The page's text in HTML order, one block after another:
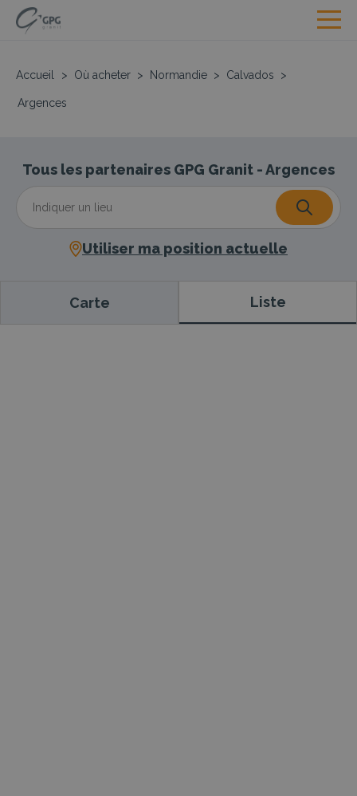
Accueil > Où acheter > Normandie > Calvados >
Argences
Tous les partenaires GPG Granit - Argences
Utiliser ma position actuelle
Carte Liste